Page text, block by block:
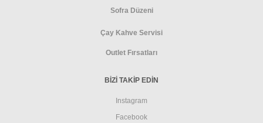
Sofra Düzeni
Çay Kahve Servisi
Outlet Fırsatları
BİZİ TAKİP EDİN
Instagram
Facebook